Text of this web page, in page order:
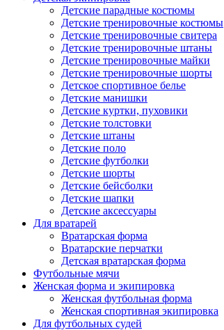
Детские парадные костюмы
Детские тренировочные костюмы
Детские тренировочные свитера
Детские тренировочные штаны
Детские тренировочные майки
Детские тренировочные шорты
Детское спортивное белье
Детские манишки
Детские куртки, пуховики
Детские толстовки
Детские штаны
Детские поло
Детские футболки
Детские шорты
Детские бейсболки
Детские шапки
Детские аксессуары
Для вратарей
Вратарская форма
Вратарские перчатки
Детская вратарская форма
Футбольные мячи
Женская форма и экипировка
Женская футбольная форма
Женская спортивная экипировка
Для футбольных судей